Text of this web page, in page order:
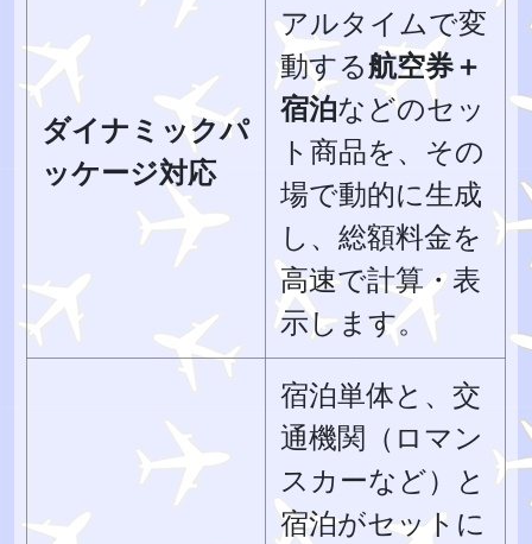
ダイナミックパ
ッケージ対応
アルタイムで変
動する航空券＋
宿泊などのセッ
ト商品を、その
場で動的に生成
し、総額料金を
高速で計算・表
示します。
宿泊単体と、交
通機関（ロマン
スカーなど）と
宿泊がセットに